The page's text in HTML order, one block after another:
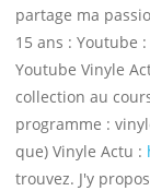
partage ma
15 ans : Youtube :
Youtube Vinyle
collection au
programme :
que) Vinyle Actu :
trouvez. J'y